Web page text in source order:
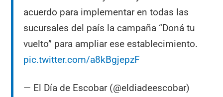
acuerdo para implementar en todas las
sucursales del país la campaña “Doná tu
vuelto” para ampliar ese establecimiento.
pic.twitter.com/a8kBgjepzF
— El Día de Escobar (@eldiadeescobar)